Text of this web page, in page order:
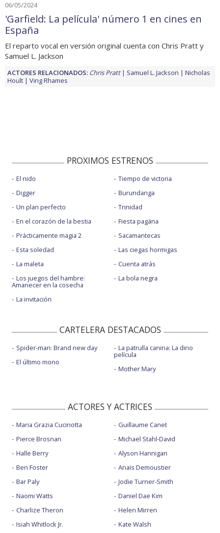
06/05/2024
'Garfield: La película' número 1 en cines en
España
El reparto vocal en versión original cuenta con Chris Pratt y
Samuel L. Jackson
ACTORES RELACIONADOS: Chris Pratt Samuel L. Jackson
Nicholas
Hoult
Ving Rhames
PROXIMOS ESTRENOS
El nido
Digger
Un plan perfecto
En el corazón de la bestia
Prácticamente magia 2
Esta soledad
La maleta
Los juegos del hambre:
Amanecer en la cosecha
La invitación
Tiempo de victoria
Burundanga
Trinidad
Fiesta pagäna
Sacamantecas
Las ciegas hormigas
Cuenta atrás
La bola negra
CARTELERA DESTACADOS
Spider-man: Brand new day
El último mono
La patrulla canina: La dino
película
Mother Mary
ACTORES Y ACTRICES
Maria Grazia Cucinotta
Pierce Brosnan
Halle Berry
Ben Foster
Bar Paly
Naomi Watts
Charlize Theron
Isiah Whitlock Jr.
Guillaume Canet
Michael Stahl-David
Alyson Hannigan
Anaïs Demoustier
Jodie Turner-Smith
Daniel Dae Kim
Helen Mirren
Kate Walsh